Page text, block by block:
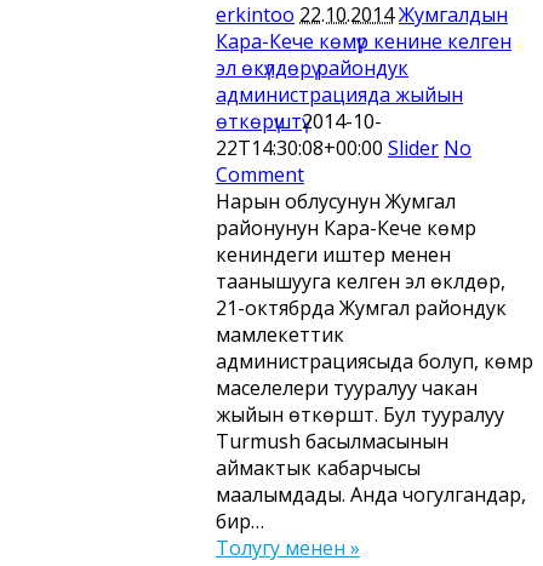
erkintoo 22.10.2014Жумгалдын
Кара-Кече көмүр кенине келген
эл өкүлдөрү райондук
администрацияда жыйын
өткөрүштү2014-10-
22T14:30:08+00:00 Slider No
Comment
Нарын облусунун Жумгал
районунун Кара-Кече көмүр
кениндеги иштер менен
таанышууга келген эл өкүлдөрү,
21-октябрда Жумгал райондук
мамлекеттик
администрациясыда болуп, көмүр
маселелери тууралуу чакан
жыйын өткөрүштү. Бул тууралуу
Turmush басылмасынын
аймактык кабарчысы
маалымдады. Анда чогулгандар,
бир…
Толугу менен »